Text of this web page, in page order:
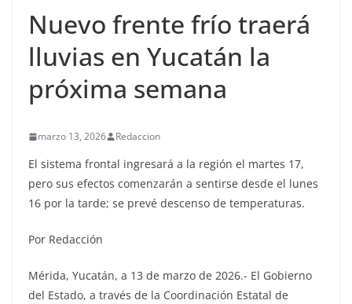
Nuevo frente frío traerá
lluvias en Yucatán la
próxima semana
marzo 13, 2026 Redaccion
El sistema frontal ingresará a la región el martes 17,
pero sus efectos comenzarán a sentirse desde el lunes
16 por la tarde; se prevé descenso de temperaturas.
Por Redacción
Mérida, Yucatán, a 13 de marzo de 2026.- El Gobierno
del Estado, a través de la Coordinación Estatal de